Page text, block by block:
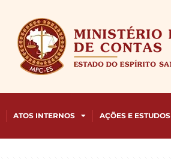
ATOS INTERNOS AÇÕES E ESTUDOS